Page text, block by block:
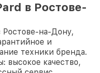
в Ростове-
на-Дону,
и
техники бренда.
высокое качество,